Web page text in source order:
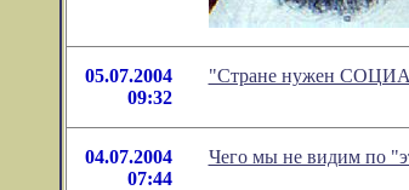
05.07.2004
09:32
"Стране нужен
04.07.2004
07:44
Чего мы не видим по